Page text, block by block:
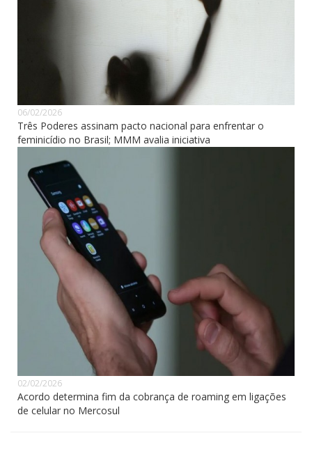
06/02/2026
Três Poderes assinam pacto nacional para enfrentar o
feminicídio no Brasil; MMM avalia iniciativa
02/02/2026
Acordo determina fim da cobrança de roaming em ligações
de celular no Mercosul